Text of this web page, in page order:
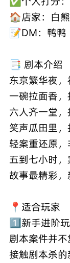
🏠店家：白
📝DM：鸭鸭
📑 剧本介绍
东京繁华夜，
一碗拉面香，
六人齐一堂，
笑声瓜田里，
轻案重还原，
五到七小时，
故事最精彩，
📍适合玩家
1️⃣新手进阶
剧本案件并
接触剧本杀